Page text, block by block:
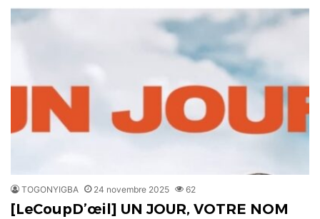
TOGONYIGBA 24 novembre 2025 62
[LeCoupD’œil] UN JOUR, VOTRE NOM